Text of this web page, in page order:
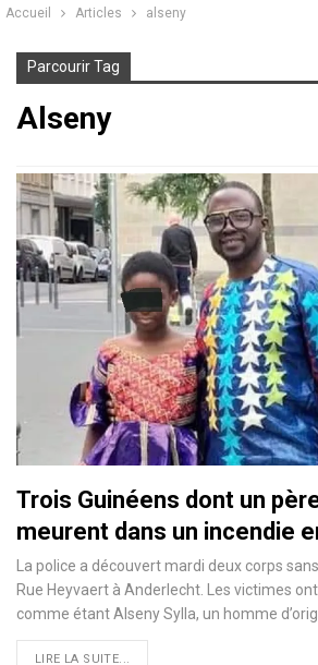
Accueil Articles alseny
Parcourir Tag
Alseny
Trois Guinéens dont un
meurent dans un incendie
La police a découvert mardi deux corps
Rue Heyvaert à Anderlecht. Les victimes
comme étant Alseny Sylla, un homme
LIRE LA SUITE...